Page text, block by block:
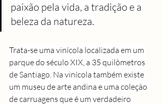
paixão pela vida, a tradição e a
beleza da natureza.
Trata-se uma vinícola localizada em um
parque do século XIX, a 35 quilômetros
de Santiago. Na vinícola também existe
um museu de arte andina e uma coleção
de carruagens que é um verdadeiro